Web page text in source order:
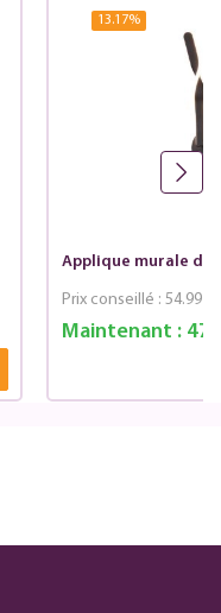
13.17%
Applique murale
Maintenant :
Prix conseillé : 54.99 €